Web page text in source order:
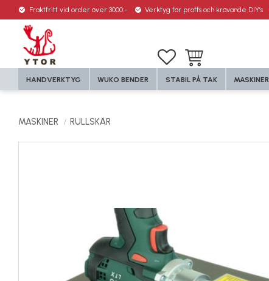
Fraktfritt vid order över 3000:- Verktyg för proffs och krävande DIY’s
Favoriter
Kundvagn
HANDVERKTYG WUKO BENDER STABIL PÅ TAK MASKINER
MASKINER RULLSKÄR